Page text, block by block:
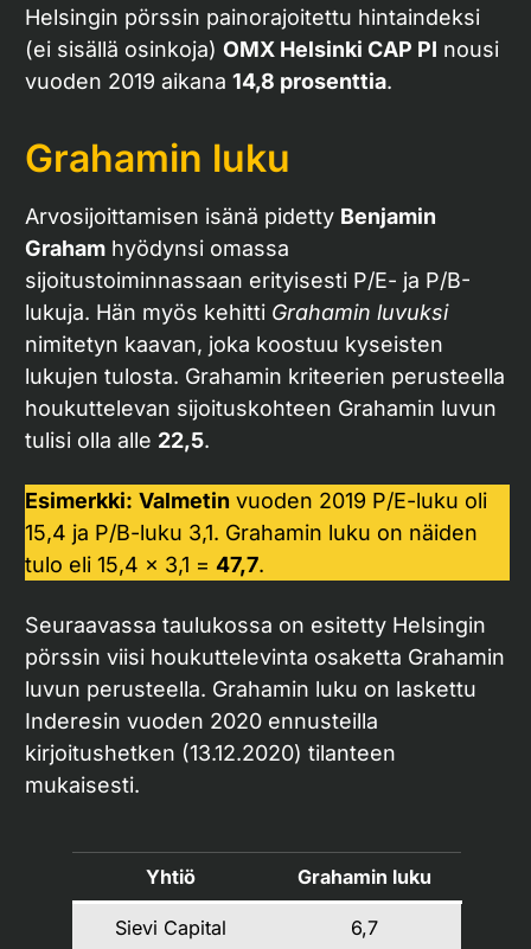
Helsingin pörssin painorajoitettu hintaindeksi
(ei sisällä osinkoja) OMX Helsinki CAP PI nousi
vuoden 2019 aikana 14,8 prosenttia.
Grahamin luku
Arvosijoittamisen isänä pidetty Benjamin
Graham hyödynsi omassa
sijoitustoiminnassaan erityisesti P/E- ja P/B-
lukuja. Hän myös kehitti Grahamin luvuksi
nimitetyn kaavan, joka koostuu kyseisten
lukujen tulosta. Grahamin kriteerien perusteella
houkuttelevan sijoituskohteen Grahamin luvun
tulisi olla alle 22,5.
Esimerkki: Valmetin vuoden 2019 P/E-luku oli
15,4 ja P/B-luku 3,1. Grahamin luku on näiden
tulo eli 15,4 x 3,1 = 47,7.
Seuraavassa taulukossa on esitetty Helsingin
pörssin viisi houkuttelevinta osaketta Grahamin
luvun perusteella. Grahamin luku on laskettu
Inderesin vuoden 2020 ennusteilla
kirjoitushetken (13.12.2020) tilanteen
mukaisesti.
Yhtiö Grahamin luku
Sievi Capital 6,7